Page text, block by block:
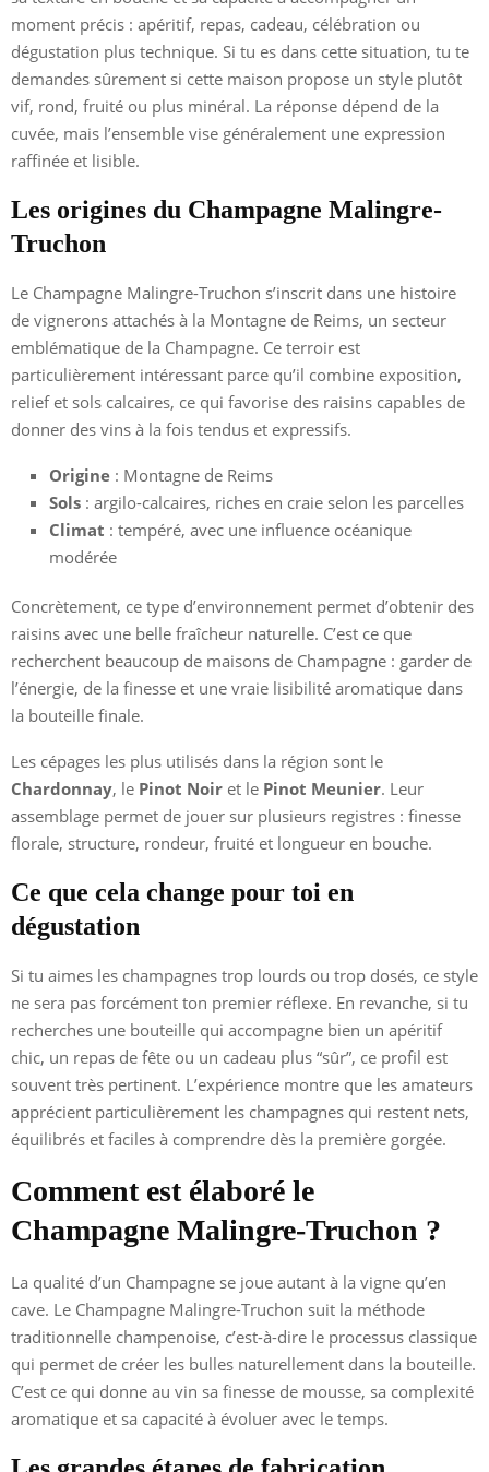
moment précis : apéritif, repas, cadeau, célébration ou
dégustation plus technique. Si tu es dans cette situation, tu te
demandes sûrement si cette maison propose un style plutôt
vif, rond, fruité ou plus minéral. La réponse dépend de la
cuvée, mais l’ensemble vise généralement une expression
raffinée et lisible.
Les origines du Champagne Malingre-
Truchon
Le Champagne Malingre-Truchon s’inscrit dans une histoire
de vignerons attachés à la Montagne de Reims, un secteur
emblématique de la Champagne. Ce terroir est
particulièrement intéressant parce qu’il combine exposition,
relief et sols calcaires, ce qui favorise des raisins capables de
donner des vins à la fois tendus et expressifs.
Origine : Montagne de Reims
Sols : argilo-calcaires, riches en craie selon les parcelles
Climat : tempéré, avec une influence océanique
modérée
Concrètement, ce type d’environnement permet d’obtenir des
raisins avec une belle fraîcheur naturelle. C’est ce que
recherchent beaucoup de maisons de Champagne : garder de
l’énergie, de la finesse et une vraie lisibilité aromatique dans
la bouteille finale.
Les cépages les plus utilisés dans la région sont le
Chardonnay, le Pinot Noir et le Pinot Meunier. Leur
assemblage permet de jouer sur plusieurs registres : finesse
florale, structure, rondeur, fruité et longueur en bouche.
Ce que cela change pour toi en
dégustation
Si tu aimes les champagnes trop lourds ou trop dosés, ce style
ne sera pas forcément ton premier réflexe. En revanche, si tu
recherches une bouteille qui accompagne bien un apéritif
chic, un repas de fête ou un cadeau plus “sûr”, ce profil est
souvent très pertinent. L’expérience montre que les amateurs
apprécient particulièrement les champagnes qui restent nets,
équilibrés et faciles à comprendre dès la première gorgée.
Comment est élaboré le
Champagne Malingre-Truchon ?
La qualité d’un Champagne se joue autant à la vigne qu’en
cave. Le Champagne Malingre-Truchon suit la méthode
traditionnelle champenoise, c’est-à-dire le processus classique
qui permet de créer les bulles naturellement dans la bouteille.
C’est ce qui donne au vin sa finesse de mousse, sa complexité
aromatique et sa capacité à évoluer avec le temps.